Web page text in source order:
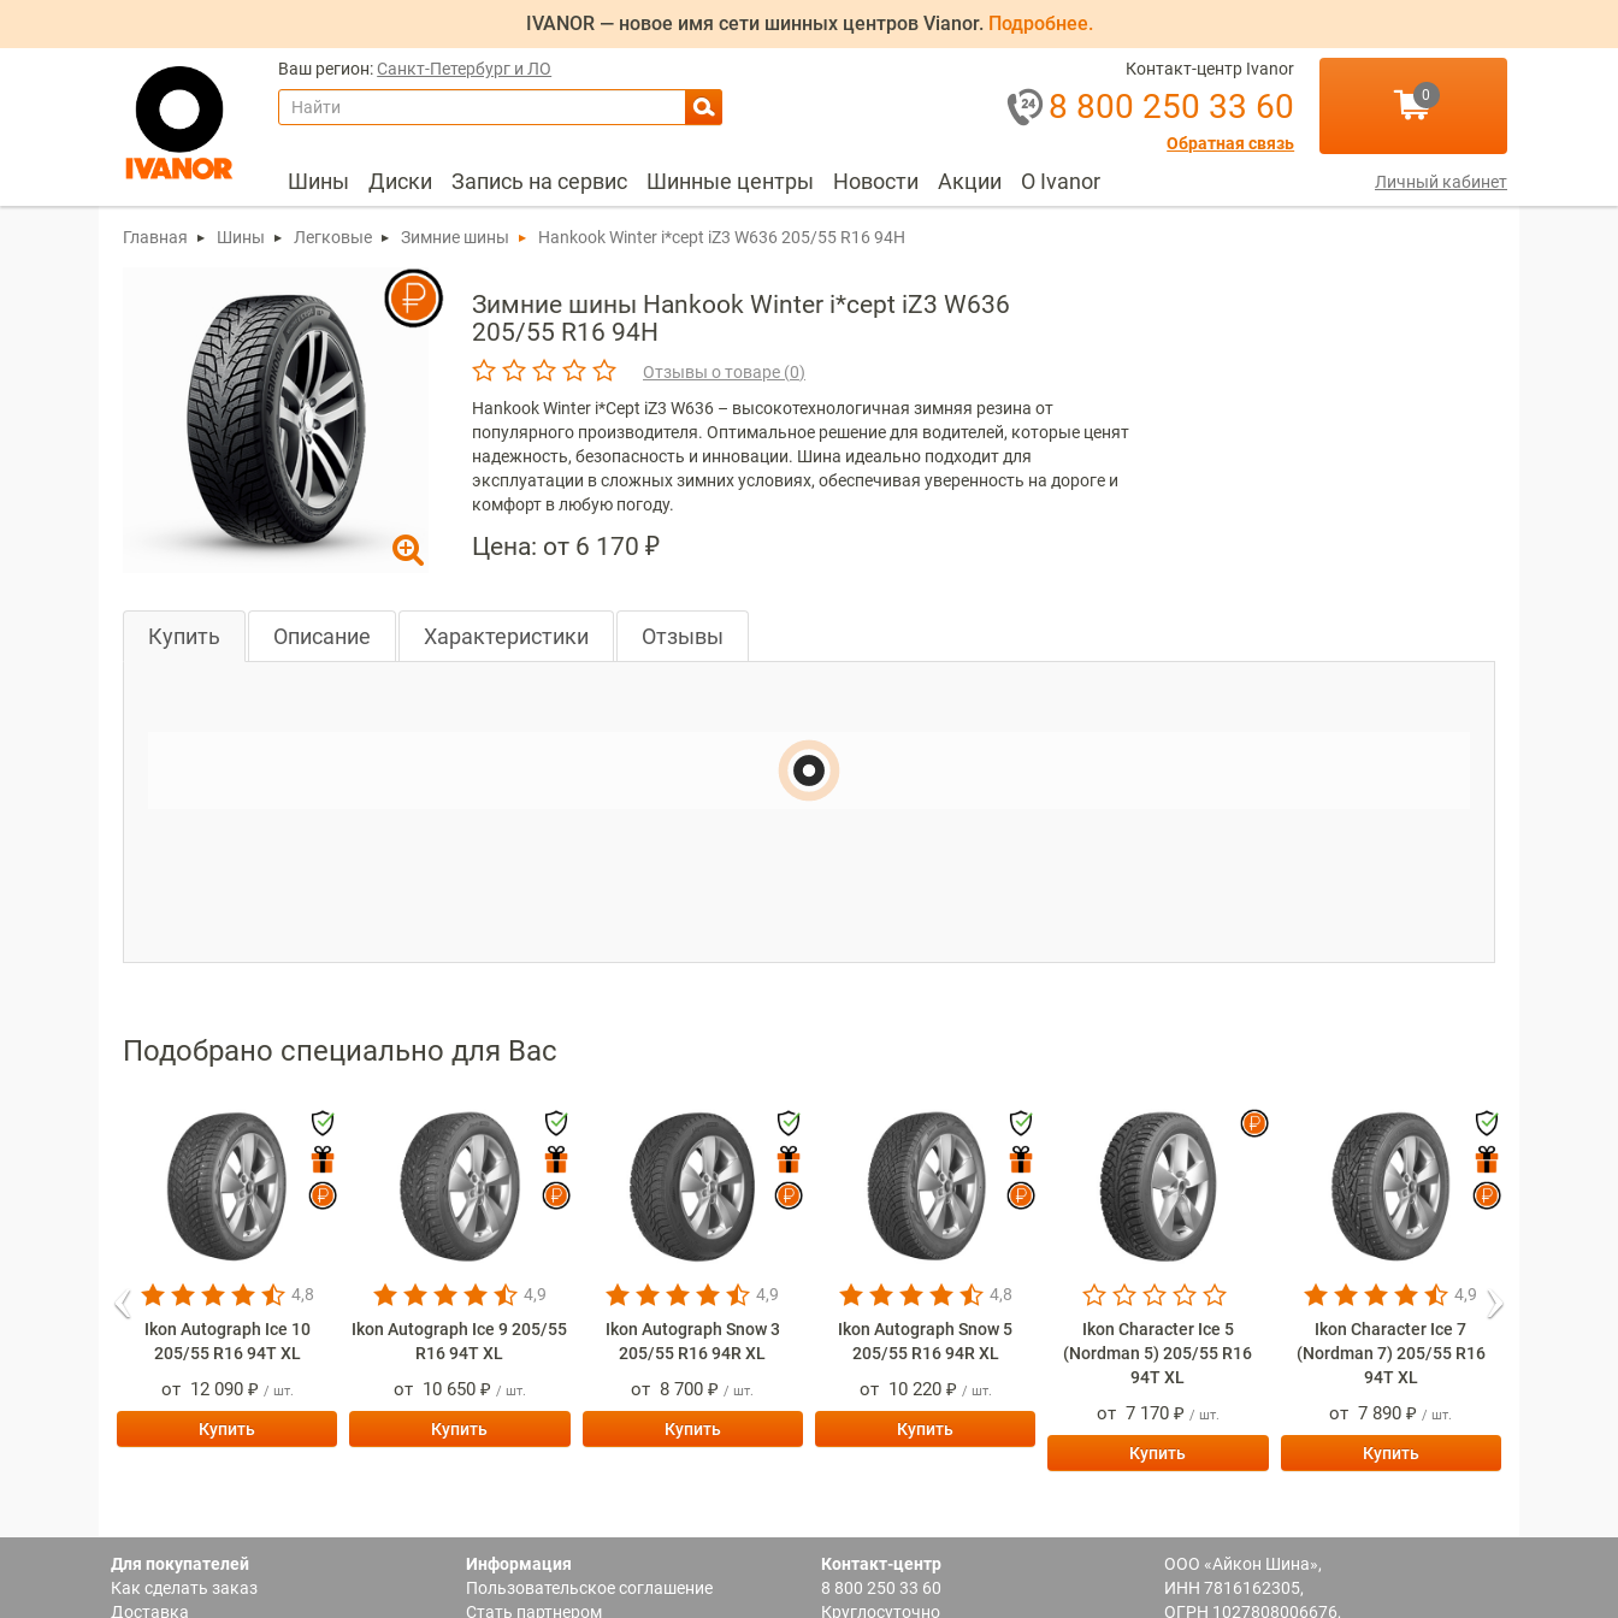
IVANOR — новое имя сети шинных центров Vianor. Подробнее.
Ваш регион:Санкт-Петербург и ЛО
Найти
Контакт-центр Ivanor
8 800 250 33 60
Обратная связь
0
Шины Диски Запись на сервис Шинные центры Новости Акции О Ivanor Личный кабинет
Главная Шины Легковые Зимние шины Hankook Winter i*cept iZ3 W636 205/55 R16 94H
Зимние шины Hankook Winter i*cept iZ3 W636
205/55 R16 94H
Отзывы о товаре (0)
Hankook Winter i*Cept iZ3 W636 – высокотехнологичная зимняя резина от
популярного производителя. Оптимальное решение для водителей, которые ценят
надежность, безопасность и инновации. Шина идеально подходит для
эксплуатации в сложных зимних условиях, обеспечивая уверенность на дороге и
комфорт в любую погоду.
Цена: от 6 170 ₽
Купить Описание Характеристики Отзывы
Подобрано специально для Вас
Prev 4,8
Ikon Autograph Ice 10
205/55 R16 94T XL
от 12 090 ₽ / шт.
Купить
4,9
Ikon Autograph Ice 9 205/55
R16 94T XL
от 10 650 ₽ / шт.
Купить
4,9
Ikon Autograph Snow 3
205/55 R16 94R XL
от 8 700 ₽ / шт.
Купить
4,8
Ikon Autograph Snow 5
205/55 R16 94R XL
от 10 220 ₽ / шт.
Купить
Ikon Character Ice 5
(Nordman 5) 205/55 R16
94T XL
от 7 170 ₽ / шт.
Купить
4,9
Ikon Character Ice 7
(Nordman 7) 205/55 R16
94T XL
от7 890 ₽ / шт.
Купить
Для покупателей
Как сделать заказ
Доставка
Информация
Пользовательское соглашение
Стать партнером
Контакт-центр
8 800 250 33 60
Круглосуточно
ООО «Айкон Шина»,
ИНН 7816162305,
ОГРН 1027808006676,